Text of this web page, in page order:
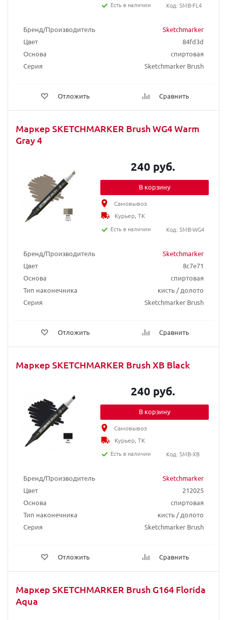
Бренд/Производитель
Sketchmarker
Цвет
84fd3d
Основа
спиртовая
Серия
Sketchmarker Brush
Отложить Сравнить
Есть в наличии
Код: SMB-FL4
Маркер SKETCHMARKER Brush WG4 Warm
Gray 4
Бренд/Производитель
Sketchmarker
Цвет
8c7e71
Основа
спиртовая
Тип наконечника
кисть / долото
Серия
Sketchmarker Brush
Отложить Сравнить
240 руб.
В корзину
Самовывоз
Курьер, ТК
Есть в наличии
Код: SMB-WG4
Маркер SKETCHMARKER Brush XB Black
Бренд/Производитель
Sketchmarker
Цвет
212025
Основа
спиртовая
Тип наконечника
кисть / долото
Серия
Sketchmarker Brush
Отложить Сравнить
240 руб.
В корзину
Самовывоз
Курьер, ТК
Есть в наличии
Код: SMB-XB
Маркер SKETCHMARKER Brush G164 Florida
Aqua